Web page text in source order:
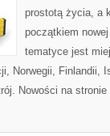
prostotą życia, a
początkiem
tematyce jest
Norwegii, Finlandii,
Nowości na